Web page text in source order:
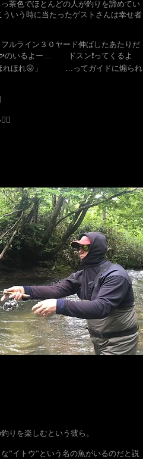
茶色でほとんどの人が釣りを諦めてい
う時に当たったゲストさんは幸せ者
フルライン３０ヤード伸ばしたあたりだ
いるよー… ドスン❗️ってくるよ
ほれ😛」 …ってガイドに煽られ
図
りを楽しむという彼ら。
”イトウ”という名の魚がいるのだと説